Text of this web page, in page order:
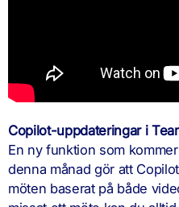
Copilot-uppdateringar i
En ny funktion som
denna månad gör att
möten baserat på både